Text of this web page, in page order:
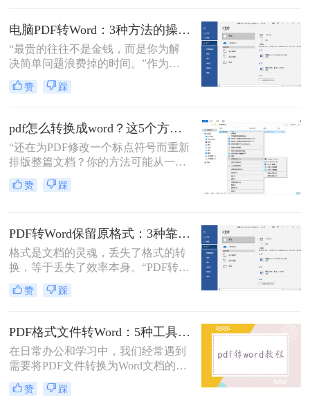
了。
疼：一份精心排版的报告、合同或方
案，转换后却面目全非，表格错位、
字体变异、版面混乱，不得不花费大
量时间重新调整。
电脑PDF转Word：3种方法的操作步骤和常见报错处理！
“最贵的往往不是金钱，而是你为解
决简单问题浪费掉的时间。”作为专
注电脑办公软件测评多年的博
主，“电脑怎么将pdf转换成word免
背后，是无数职场人和内容创作者面
对合同、报告、文献时，渴望高效提
取、编辑信息的真切需求。
赞 踩
pdf怎么转换成word？这5个方法亲测有效，职场人必备技能！
“还在为PDF修改一个标点符号而重新
排版整篇文档？你的方法可能从一开
始就错了。”作为一名深耕电脑办公
软件领域多年的测评博主，小编每天
赞 踩
PDF转Word保留原格式：3种靠谱方法的关键参数配置！
格式是文档的灵魂，丢失了格式的转
换，等于丢失了效率本身。“PDF转完
Word，排版全乱了，还不如自己重打
一遍！”这是小编在后台收到最多的
域多年的测评博主，我深知一份格式
错乱、需要手动调整数小时的Word文
档，对职场人来说是多么糟糕的体
验。那么pdf转word如何保留原格式
呢？
赞 踩
PDF格式文件转Word：5种工具按文件来源和用途对照选择！
在日常办公和学习中，我们经常遇到
需要将PDF文件转换为Word文档的需
求。PDF格式的文件如何转Word一直
是困扰许多用户的难题。无论是需要
赞 踩